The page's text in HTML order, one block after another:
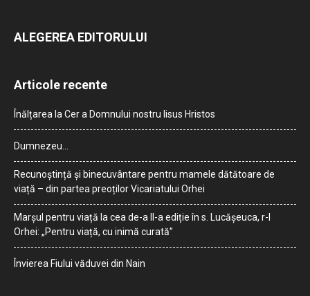
ALEGEREA EDITORULUI
Articole recente
Înălțarea la Cer a Domnului nostru Iisus Hristos
Dumnezeu…
Recunoștință și binecuvântare pentru mamele dătătoare de
viață – din partea preoților Vicariatului Orhei
Marșul pentru viață la cea de-a II-a ediție în s. Lucășeuca, r-l
Orhei: „Pentru viață, cu inimă curată”
Învierea Fiului văduvei din Nain